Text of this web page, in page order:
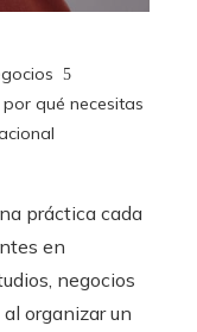
qué necesitas
práctica cada
en
negocios
organizar un